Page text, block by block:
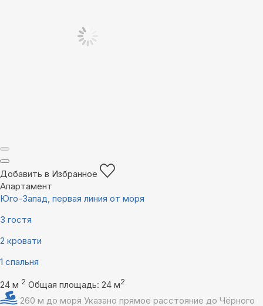
Добавить в Избранное
Апартамент
Юго-Запад, первая линия от моря
3 гостя
2 кровати
1 спальня
24 м 2 Общая площадь: 24 м2
260 м до моря Указано прямое расстояние до Чёрного